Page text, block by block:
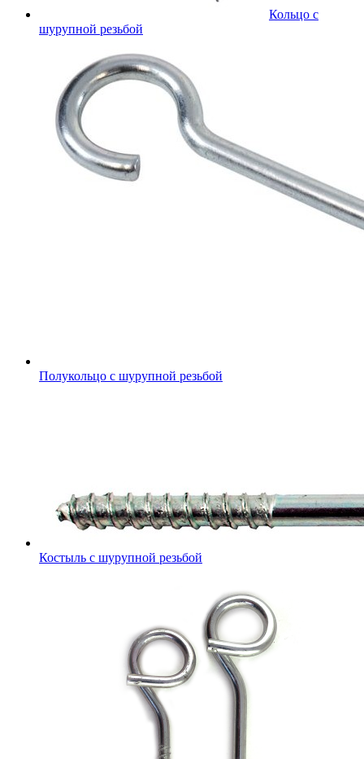
Кольцо с
шурупной резьбой
Полукольцо с шурупной резьбой
Костыль с шурупной резьбой